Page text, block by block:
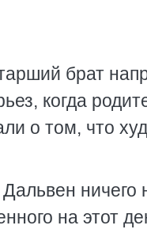
брат
когда
о том, что
Дальвен
на этот